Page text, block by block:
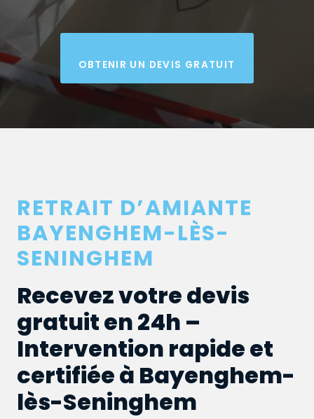
OBTENIR UN DEVIS GRATUIT
RETRAIT D’AMIANTE
BAYENGHEM-LÈS-
SENINGHEM
Recevez votre devis
gratuit en 24h –
Intervention rapide et
certifiée à Bayenghem-
lès-Seninghem